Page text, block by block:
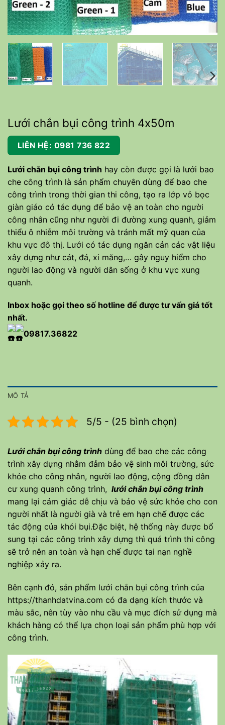
Lưới chắn bụi công trình 4x50m
LIÊN HỆ: 0981 736 822
Lưới chắn bụi công trình hay còn được gọi là lưới bao
che công trình là sản phẩm chuyên dùng để bao che
công trình trong thời gian thi công, tạo ra lớp vỏ bọc
giàn giáo có tác dụng để bảo vệ an toàn cho người
công nhân cũng như người đi đường xung quanh, giảm
thiểu ô nhiễm môi trường và tránh mất mỹ quan của
khu vực đô thị. Lưới có tác dụng ngăn cản các vật liệu
xây dựng như cát, đá, xi măng,… gây nguy hiểm cho
người lao động và người dân sống ở khu vực xung
quanh.
Inbox hoặc gọi theo số hotline để được tư vấn giá tốt
nhất.
09817.36822
MÔ TẢ
5/5 - (25 bình chọn)
Lưới chắn bụi công trình dùng để bao che các công
trình xây dựng nhằm đảm bảo vệ sinh môi trường, sức
khỏe cho công nhân, người lao động, cộng đồng dân
cư xung quanh công trình, lưới chắn bụi công trình
mang lại cảm giác dễ chịu và bảo vệ sức khỏe cho con
người nhất là người già và trẻ em hạn chế được các
tác động của khói bụi.Đặc biệt, hệ thống này được bổ
sung tại các công trình xây dựng thì quá trình thi công
sẽ trở nên an toàn và hạn chế được tai nạn nghề
nghiệp xảy ra.
Bên cạnh đó, sản phẩm lưới chắn bụi công trình của
https://thanhdatvina.com có đa dạng kích thước và
màu sắc, nên tùy vào nhu cầu và mục đích sử dụng mà
khách hàng có thể lựa chọn loại sản phẩm phù hợp với
công trình.